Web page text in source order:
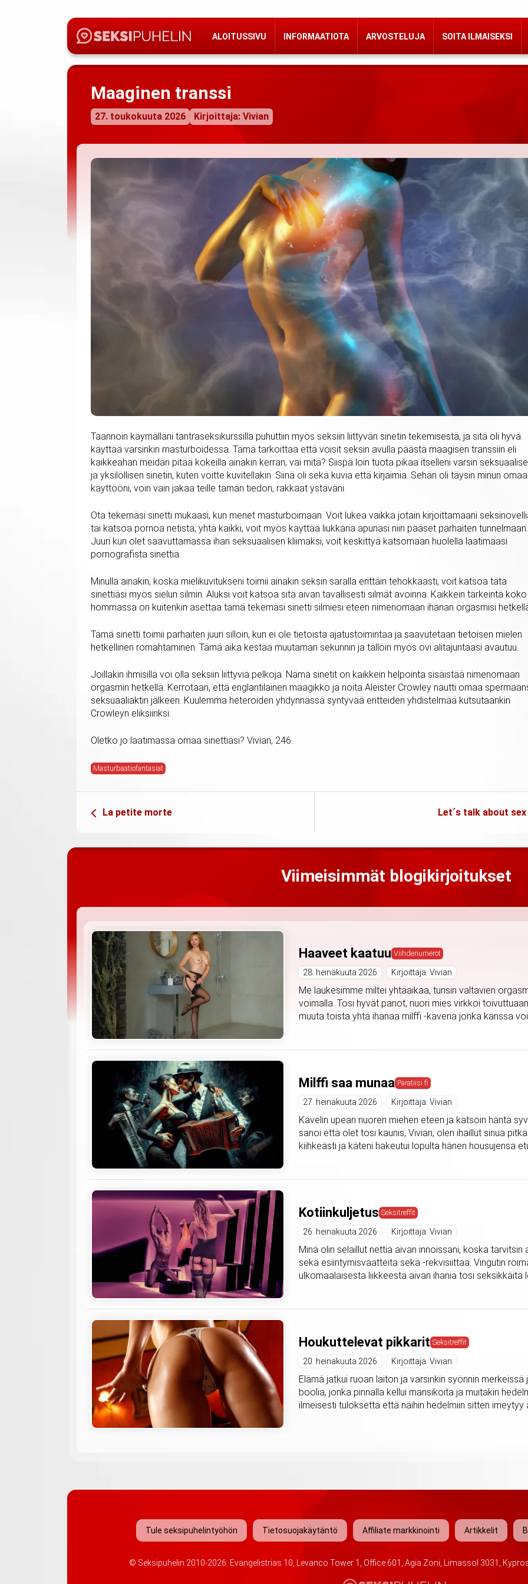
ALOITUSSIVU INFORMAATIOTA ARVOSTELUJA SOITA ILMAISEKSI
Maaginen transsi
27. toukokuuta 2026 Kirjoittaja: Vivian
Taannoin käymälläni tantraseksikurssilla puhuttiin myös seksiin liittyvän sinetin tekemisestä, ja sitä oli hyvä
käyttää varsinkin masturboidessa. Tämä tarkoittaa että voisit seksin avulla päästä maagisen transsiin eli
kaikkeahan meidän pitää kokeilla ainakin kerran, vai mitä? Siispä loin tuota pikaa itselleni varsin
ja yksilöllisen sinetin, kuten voitte kuvitellakin. Siinä oli sekä kuvia että kirjaimia. Sehän oli täysin minun
käyttööni, voin vain jakaa teille tämän tiedon, rakkaat ystäväni.
Ota tekemäsi sinetti mukaasi, kun menet masturboimaan. Voit lukea vaikka jotain kirjoittamaani
tai katsoa pornoa netistä, yhtä kaikki, voit myös käyttää liukkaria apunasi niin pääset parhaiten tunnelmaan.
Juuri kun olet saavuttamassa ihan seksuaalisen kliimaksi, voit keskittyä katsomaan huolella laatimaasi
pornografista sinettiä.
Minulla ainakin, koska mielikuvitukseni toimii ainakin seksin saralla erittäin tehokkaasti, voit katsoa tätä
sinettiäsi myös sielun silmin. Aluksi voit katsoa sitä aivan tavallisesti silmät avoinna. Kaikkein tärkeintä koko
hommassa on kuitenkin asettaa tämä tekemäsi sinetti silmiesi eteen nimenomaan ihanan orgasmisi
Tämä sinetti toimii parhaiten juuri silloin, kun ei ole tietoista ajatustoimintaa ja saavutetaan tietoisen mielen
hetkellinen romahtaminen. Tämä aika kestää muutaman sekunnin ja tällöin myös ovi alitajuntaasi avautuu.
Joillakin ihmisillä voi olla seksiin liittyviä pelkoja. Nämä sinetit on kaikkein helpointa sisäistää nimenomaan
orgasmin hetkellä. Kerrotaan, että englantilainen maagikko ja noita Aleister Crowley nautti omaa
seksuaaliaktin jälkeen. Kuulemma heteroiden yhdynnässä syntyvää eritteiden yhdistelmää kutsutaankin
Crowleyn eliksiiriksi.
Oletko jo laatimassa omaa sinettiäsi? Vivian, 246.
Masturbaatiofantasiat
La petite morte Let´s talk about sex
Viimeisimmät blogikirjoitukset
Haaveet kaatuu Viihdenumerot
28. heinäkuuta 2026 Kirjoittaja: Vivian
Me laukesimme miltei yhtäaikaa, tunsin valtavien
voimalla. Tosi hyvät panot, nuori mies virkkoi
muuta toista yhtä ihanaa milffi -kaveria jonka kanssa
Milffi saa munaa Paratiisi fi
27. heinäkuuta 2026 Kirjoittaja: Vivian
Kävelin upean nuoren miehen eteen ja katsoin häntä
sanoi että olet tosi kaunis, Vivian, olen ihaillut sinua
kiihkeästi ja käteni hakeutui lopulta hänen housujensa
Kotiinkuljetus Seksitreffit
26. heinäkuuta 2026 Kirjoittaja: Vivian
Minä olin selaillut nettiä aivan innoissani, koska
sekä esiintymisvaatteita sekä -rekvisiittaa. Vingutin
ulkomaalaisesta liikkeestä aivan ihania tosi seksikkäitä
Houkuttelevat pikkarit Seksitreffit
20. heinäkuuta 2026 Kirjoittaja: Vivian
Elämä jatkui ruoan laiton ja varsinkin syönnin
boolia, jonka pinnalla kellui mansikoita ja muitakin
ilmeisesti tuloksetta että näihin hedelmiin sitten imeytyy
Tule seksipuhelintyöhön Tietosuojakäytäntö Affiliate markkinointi Artikkelit
© Seksipuhelin 2010-2026. Evangelistrias 10, Levanco Tower 1, Office 601, Agia Zoni, Limassol 3031,